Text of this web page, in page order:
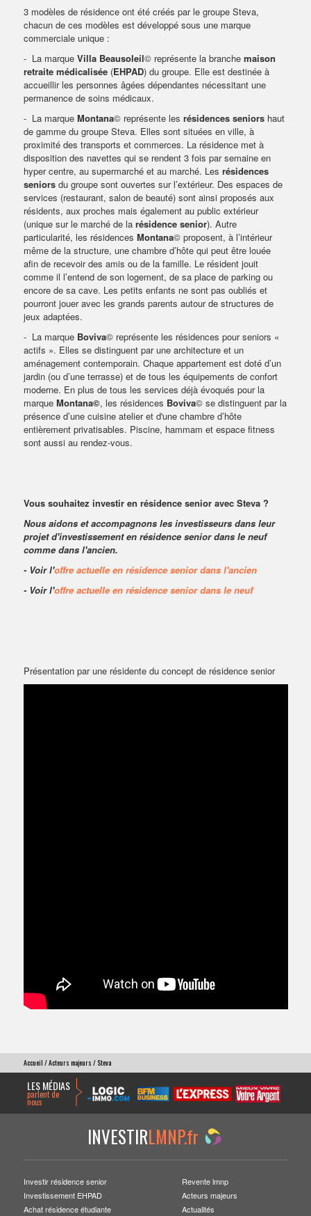
3 modèles de résidence ont été créés par le groupe Steva,
chacun de ces modèles est développé sous une marque
commerciale unique :
- La marque Villa Beausoleil© représente la branche maison
retraite médicalisée(EHPAD) du groupe. Elle est destinée à
accueillir les personnes âgées dépendantes nécessitant une
permanence de soins médicaux.
- La marque Montana© représente les résidences seniorshaut
de gamme du groupe Steva. Elles sont situées en ville, à
proximité des transports et commerces. La résidence met à
disposition des navettes qui se rendent 3 fois par semaine en
hyper centre, au supermarché et au marché. Les résidences
seniorsdu groupe sont ouvertes sur l’extérieur. Des espaces de
services (restaurant, salon de beauté) sont ainsi proposés aux
résidents, aux proches mais également au public extérieur
(unique sur le marché de la résidence senior). Autre
particularité, les résidences Montana© proposent, à l’intérieur
même de la structure, une chambre d’hôte qui peut être louée
afin de recevoir des amis ou de la famille. Le résident jouit
comme il l’entend de son logement, de sa place de parking ou
encore de sa cave. Les petits enfants ne sont pas oubliés et
pourront jouer avec les grands parents autour de structures de
jeux adaptées.
- La marque Boviva© représente les résidences pour seniors «
actifs ». Elles se distinguent par une architecture et un
aménagement contemporain. Chaque appartement est doté d’un
jardin (ou d’une terrasse) et de tous les équipements de confort
moderne. En plus de tous les services déjà évoqués pour la
marque Montana©, les résidences Boviva© se distinguent par la
présence d’une cuisine atelier et d'une chambre d’hôte
entièrement privatisables. Piscine, hammam et espace fitness
sont aussi au rendez-vous.
Vous souhaitez investir en résidence senior avec Steva ?
Nous aidons et accompagnons les investisseurs dans leur
projet d'investissement en résidence senior dans le neuf
comme dans l'ancien.
- Voir l'offre actuelle en résidence senior dans l'ancien
- Voir l'offre actuelle en résidence senior dans le neuf
Présentation par une résidente du concept de résidence senior
Accueil /Acteurs majeurs / Steva
LES MÉDIAS
parlent de
nous
INVESTIRLMNP.fr
Investir résidence senior
Investissement EHPAD
Achat résidence étudiante
Revente lmnp
Acteurs majeurs
Actualités